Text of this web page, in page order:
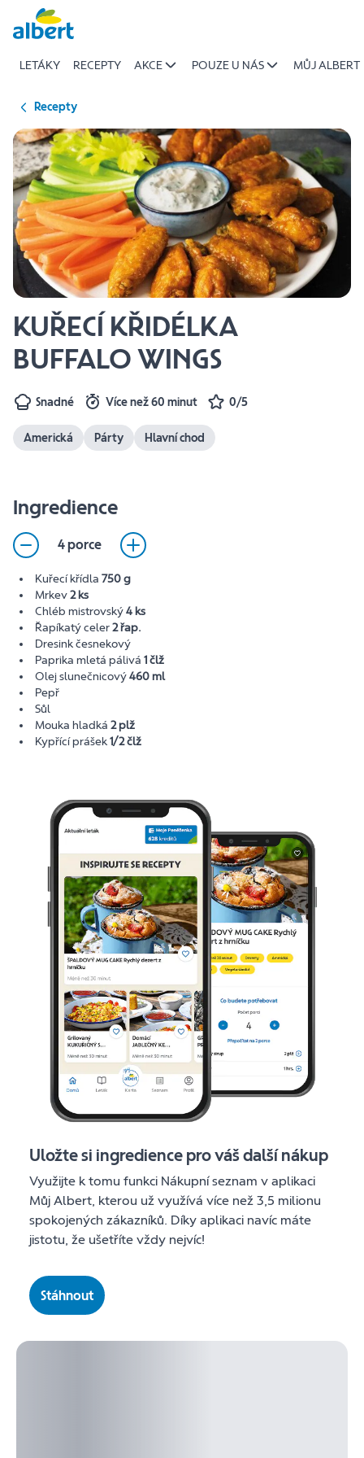
Přeskočit
LETÁKY RECEPTY AKCE POUZE U NÁS MŮJ ALBERT
Recepty
KUŘECÍ KŘIDÉLKA
BUFFALO WINGS
Snadné Více než 60 minut 0/5
Americká Párty Hlavní chod
Ingredience
4 porce
Kuřecí křídla 750 g
Mrkev2 ks
Chléb mistrovský4 ks
Řapíkatý celer2 řap.
Dresink česnekový
Paprika mletá pálivá 1 člž
Olej slunečnicový460 ml
Pepř
Sůl
Mouka hladká 2 plž
Kypřící prášek1/2 člž
Uložte si ingredience pro váš další nákup
Využijte k tomu funkci Nákupní seznam v aplikaci
Můj Albert, kterou už využívá více než 3,5 milionu
spokojených zákazníků. Díky aplikaci navíc máte
jistotu, že ušetříte vždy nejvíc!
Stáhnout